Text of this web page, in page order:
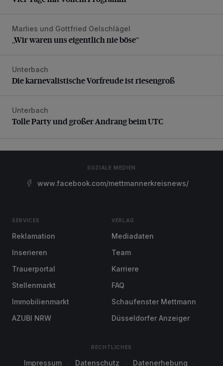
„Wir waren uns eigentlich nie böse“
Marlies und Gottfried Oelschlägel
„Wir waren uns eigentlich nie böse“
Die karnevalistische Vorfreude ist riesengroß
Unterbach
Die karnevalistische Vorfreude ist riesengroß
Tolle Party und großer Andrang beim UTC
Unterbach
Tolle Party und großer Andrang beim UTC
SOZIALE MEDIEN
www.facebook.com/mettmannerkreisnews/
SERVICES
Reklamation
Inserieren
Trauerportal
Stellenmarkt
Immobilienmarkt
AZUBI NRW
VERLAG
Mediadaten
Team
Karriere
FAQ
Schaufenster Mettmann
Düsseldorfer Anzeiger
RECHTLICHES
Impressum Datenschutz Datenerhebung